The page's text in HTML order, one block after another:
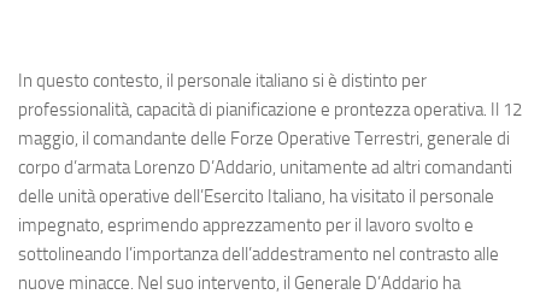
In questo contesto, il personale italiano si è distinto per
professionalità, capacità di pianificazione e prontezza operativa. Il 12
maggio, il comandante delle Forze Operative Terrestri, generale di
corpo d’armata Lorenzo D’Addario, unitamente ad altri comandanti
delle unità operative dell’Esercito Italiano, ha visitato il personale
impegnato, esprimendo apprezzamento per il lavoro svolto e
sottolineando l’importanza dell’addestramento nel contrasto alle
nuove minacce. Nel suo intervento, il Generale D’Addario ha